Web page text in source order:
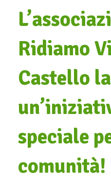
Ridiamo
Castello
speciale
comunità!